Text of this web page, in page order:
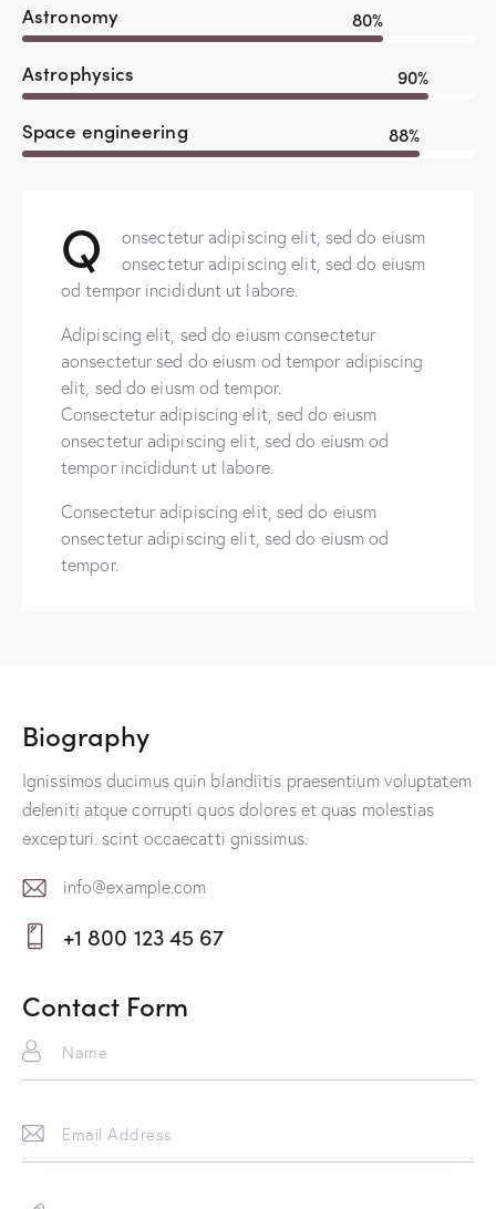
Astronomy 80%
Astrophysics 90%
Space engineering 88%
Q
onsectetur adipiscing elit, sed do eiusm
onsectetur adipiscing elit, sed do eiusm
od tempor incididunt ut labore.
Adipiscing elit, sed do eiusm consectetur
aonsectetur sed do eiusm od tempor adipiscing
elit, sed do eiusm od tempor.
Consectetur adipiscing elit, sed do eiusm
onsectetur adipiscing elit, sed do eiusm od
tempor incididunt ut labore.
Consectetur adipiscing elit, sed do eiusm
onsectetur adipiscing elit, sed do eiusm od
tempor.
Biography
Ignissimos ducimus quin blandiitis praesentium voluptatem
deleniti atque corrupti quos dolores et quas molestias
excepturi. scint occaecatti gnissimus.
E-
m
info@example.com
on
e:
+1 800 123 45 67
Contact Form